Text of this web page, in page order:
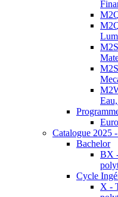
Catalogue 2025
Bachelor
BX
Cycle
X -